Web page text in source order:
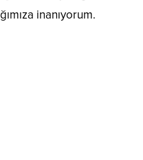
inanıyorum.